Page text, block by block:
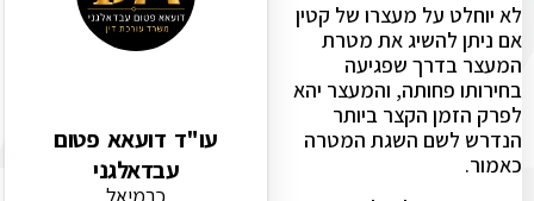
לא יוחלט על מעצרו של קטין
אם ניתן להשיג את מטרת
המעצר בדרך שפגיעה
בחירותו פחותה, והמעצר יהא
לפרק הזמן הקצר ביותר
הנדרש לשם השגת המטרה
כאמור.
עו"ד דועאא פטום
עבדאלגני